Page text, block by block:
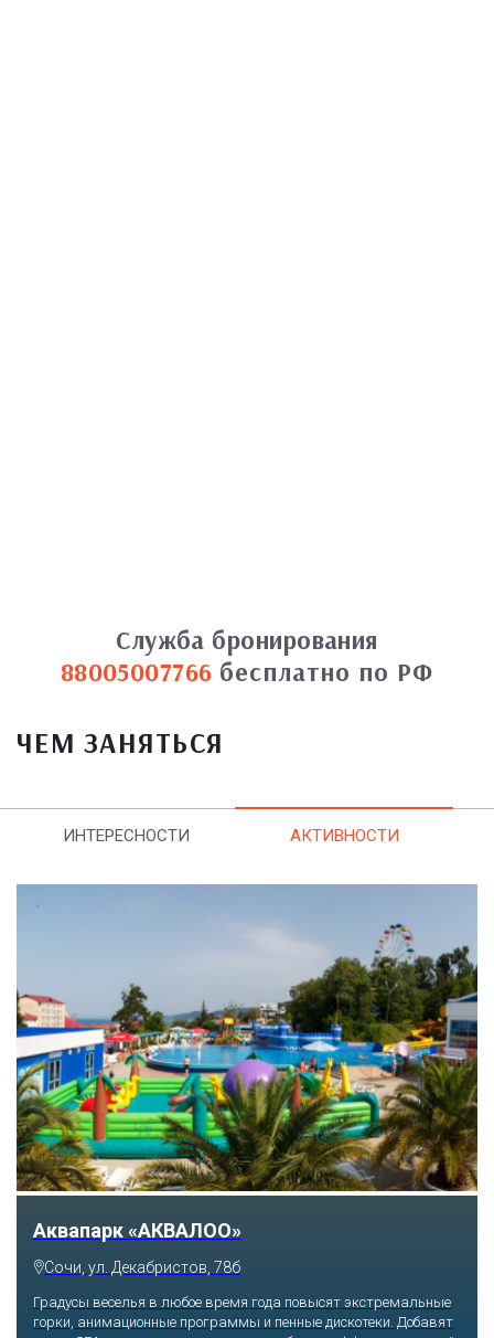
Служба бронирования
88005007766 бесплатно по РФ
ЧЕМ ЗАНЯТЬСЯ
ИНТЕРЕСНОСТИ АКТИВНОСТИ
Аквапарк «АКВАЛОО»
Сочи, ул. Декабристов, 78б
Градусы веселья в любое время года повысят экстремальные
горки, анимационные программы и пенные дискотеки. Добавят